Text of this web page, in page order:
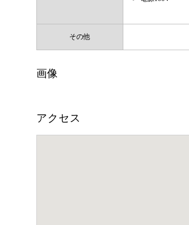
その他
画像
アクセス